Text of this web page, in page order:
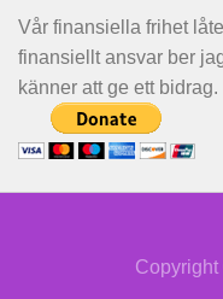
Vår finansiella frihet
finansiellt ansvar ber
känner att ge ett